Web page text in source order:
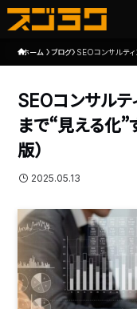
ホーム ブログ SEOコンサルテ
SEOコンサルテ
まで“見える化
版）
2025.05.13